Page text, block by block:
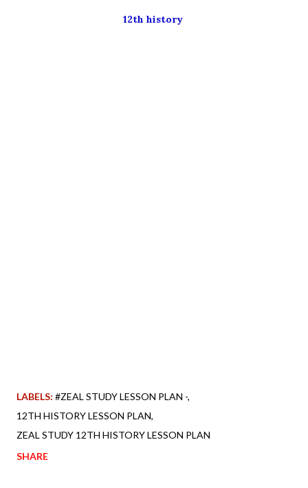
12th history
LABELS: #ZEAL STUDY LESSON PLAN -
12TH HISTORY LESSON PLAN
ZEAL STUDY 12TH HISTORY LESSON PLAN
SHARE